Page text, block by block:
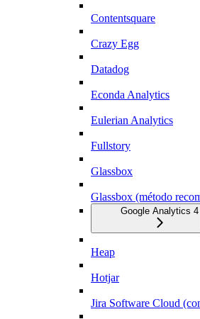
Contentsquare
Crazy Egg
Datadog
Econda Analytics
Eulerian Analytics
Fullstory
Glassbox
Glassbox (método
Google Analytics 4
Heap
Hotjar
Jira Software Cloud